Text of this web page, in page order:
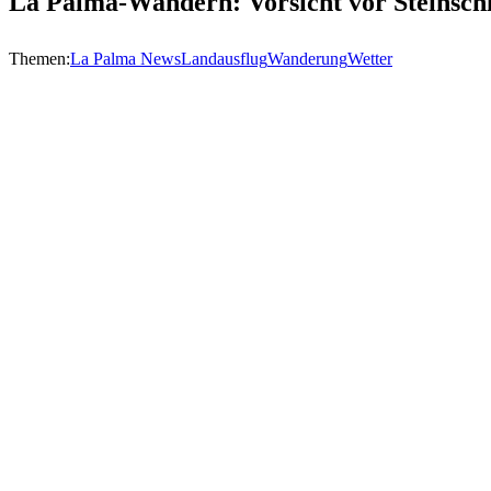
Themen:La Palma NewsLandausflugWanderungWetter